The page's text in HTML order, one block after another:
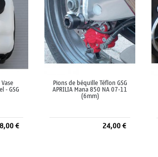
- GSG
€
Pions de béquille Téflon GSG
APRILIA Mana 850 NA 07-11
(6mm)
24,00 €